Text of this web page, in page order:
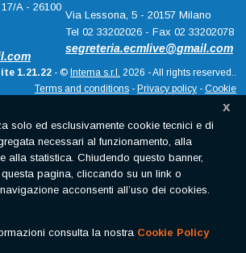
A - 26100
Via Lessona, 5 - 20157 Milano
Tel 02 33202026 - Fax 02 33202078
segreteria.ecmlive@gmail.com
1.21.22 - © Intema s.r.l. 2026 - All rights reserved..
Terms and conditions - Privacy policy - Cookie
solo ed esclusivamente cookie tecnici e di
necessari al funzionamento, alla
alla statistica. Chiudendo questo banner,
pagina, cliccando su un link o
acconsenti all’uso dei cookies.
consulta la nostra Cookie Policy
x